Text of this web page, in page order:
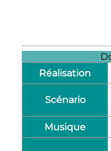
Réalisation
Scénario
Musique